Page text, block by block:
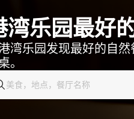
湾乐园最好
湾乐园发现最好的自
。